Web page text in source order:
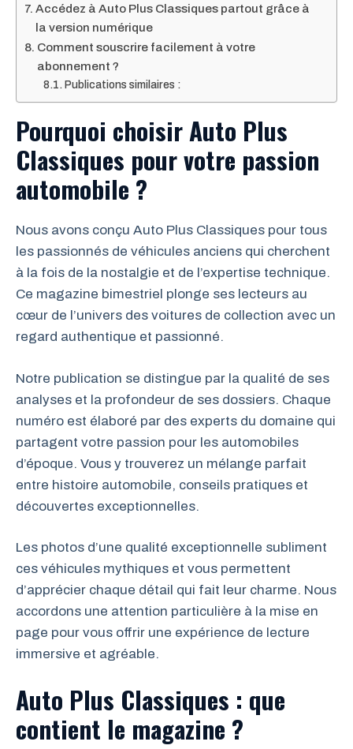
Accédez à Auto Plus Classiques partout grâce à
la version numérique
Comment souscrire facilement à votre
abonnement ?
Publications similaires :
Pourquoi choisir Auto Plus
Classiques pour votre passion
automobile ?
Nous avons conçu Auto Plus Classiques pour tous
les passionnés de véhicules anciens qui cherchent
à la fois de la nostalgie et de l’expertise technique.
Ce magazine bimestriel plonge ses lecteurs au
cœur de l’univers des voitures de collection avec un
regard authentique et passionné.
Notre publication se distingue par la qualité de ses
analyses et la profondeur de ses dossiers. Chaque
numéro est élaboré par des experts du domaine qui
partagent votre passion pour les automobiles
d’époque. Vous y trouverez un mélange parfait
entre histoire automobile, conseils pratiques et
découvertes exceptionnelles.
Les photos d’une qualité exceptionnelle subliment
ces véhicules mythiques et vous permettent
d’apprécier chaque détail qui fait leur charme. Nous
accordons une attention particulière à la mise en
page pour vous offrir une expérience de lecture
immersive et agréable.
Auto Plus Classiques : que
contient le magazine ?